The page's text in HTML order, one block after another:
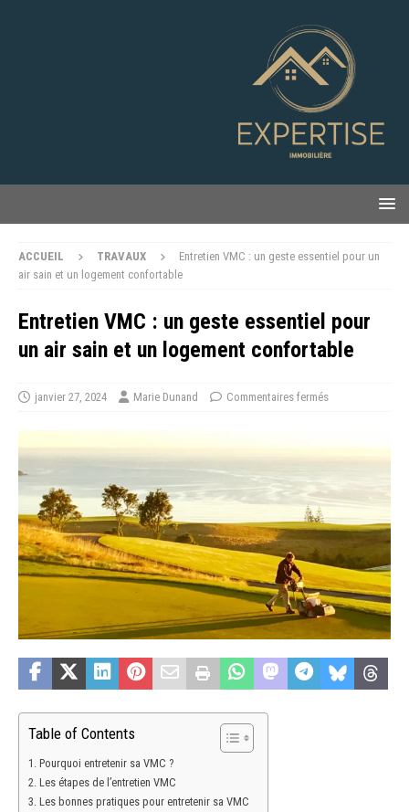
ACCUEIL TRAVAUX
Entretien VMC : un geste essentiel pour un
air sain et un logement confortable
Entretien VMC : un geste essentiel pour
un air sain et un logement confortable
janvier 27, 2024 Marie Dunand Commentaires fermés
Table of Contents
Pourquoi entretenir sa VMC ?
Les étapes de l’entretien VMC
Les bonnes pratiques pour entretenir sa VMC